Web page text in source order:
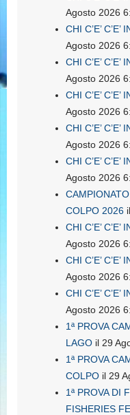
Agosto 2026
CHI C’E’
Agosto 2026
CHI C’E’
Agosto 2026
CHI C’E’
Agosto 2026
CHI C’E’
Agosto 2026
CHI C’E’
Agosto 2026
COLPO 2026
CHI C’E’
Agosto 2026
CHI C’E’
Agosto 2026
CHI C’E’
Agosto 2026
1ª PROVA
LAGO il 29
1ª PROVA
COLPO il 29
1ª PROVA DI
FISHERIES